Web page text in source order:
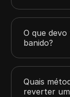
O que
banido?
Quais
reverter